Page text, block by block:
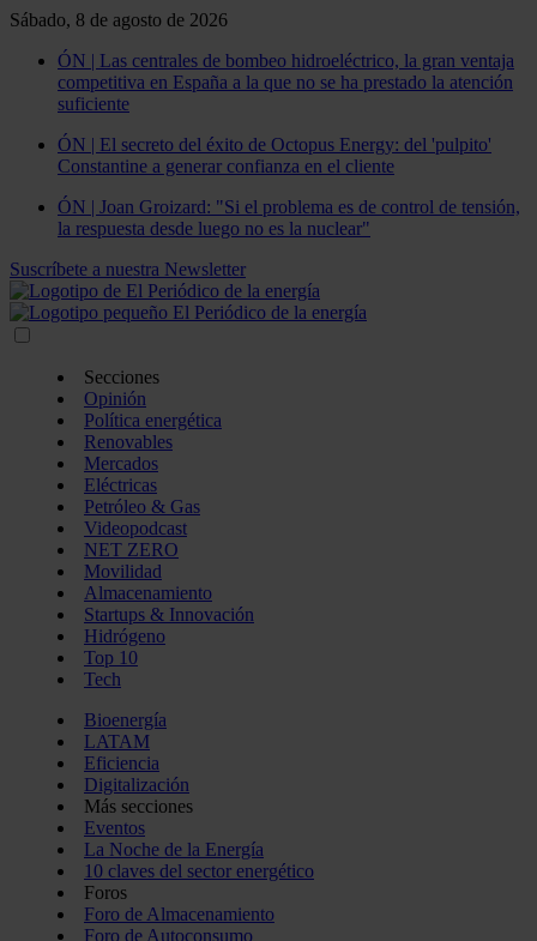
Sábado, 8 de agosto de 2026
ÓN | Las centrales de bombeo hidroeléctrico, la gran ventaja
competitiva en España a la que no se ha prestado la atención
suficiente
ÓN | El secreto del éxito de Octopus Energy: del 'pulpito'
Constantine a generar confianza en el cliente
ÓN | Joan Groizard: "Si el problema es de control de tensión,
la respuesta desde luego no es la nuclear"
Suscríbete a nuestra Newsletter
Secciones
Opinión
Política energética
Renovables
Mercados
Eléctricas
Petróleo & Gas
Videopodcast
NET ZERO
Movilidad
Almacenamiento
Startups & Innovación
Hidrógeno
Top 10
Tech
Bioenergía
LATAM
Eficiencia
Digitalización
Más secciones
Eventos
La Noche de la Energía
10 claves del sector energético
Foros
Foro de Almacenamiento
Foro de Autoconsumo